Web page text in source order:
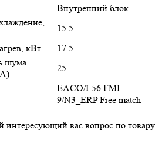
Внутренний блок
15.5
кВт
17.5
шума
25
EACO/I-56 FMI-
9/N3_ERP Free match
интересующий вас вопрос по товару